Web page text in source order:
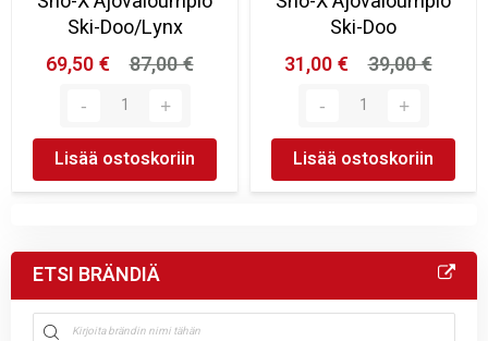
Ski-Doo/Lynx
69,50 €
87,00 €
Lisää ostoskoriin
Ski-Doo
31,00 €
39,00 €
Lisää ostoskoriin
ETSI BRÄNDIÄ